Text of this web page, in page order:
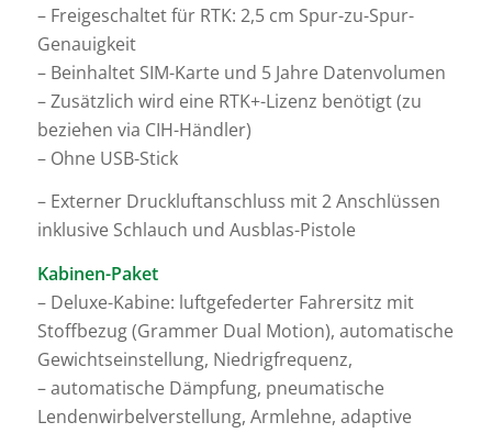
– Freigeschaltet für RTK: 2,5 cm Spur-zu-Spur-
Genauigkeit
– Beinhaltet SIM-Karte und 5 Jahre Datenvolumen
– Zusätzlich wird eine RTK+-Lizenz benötigt (zu
beziehen via CIH-Händler)
– Ohne USB-Stick
– Externer Druckluftanschluss mit 2 Anschlüssen
inklusive Schlauch und Ausblas-Pistole
Kabinen-Paket
– Deluxe-Kabine: luftgefederter Fahrersitz mit
Stoffbezug (Grammer Dual Motion), automatische
Gewichtseinstellung, Niedrigfrequenz,
– automatische Dämpfung, pneumatische
Lendenwirbelverstellung, Armlehne, adaptive